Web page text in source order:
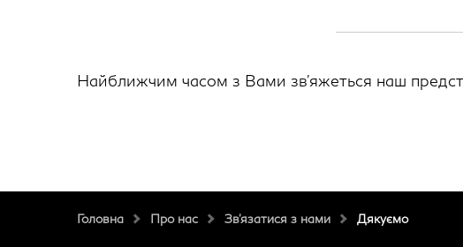
Найближчим часом з Вами зв'яжеться наш
Головна Про нас Зв'язатися з нами Дякуємо